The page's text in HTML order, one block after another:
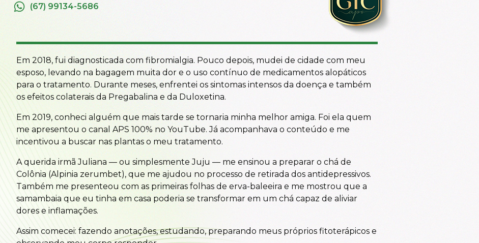
(67) 99134-5686
Em 2018, fui diagnosticada com fibromialgia. Pouco depois, mudei de cidade com meu
esposo, levando na bagagem muita dor e o uso contínuo de medicamentos alopáticos
para o tratamento. Durante meses, enfrentei os sintomas intensos da doença e também
os efeitos colaterais da Pregabalina e da Duloxetina.
Em 2019, conheci alguém que mais tarde se tornaria minha melhor amiga. Foi ela quem
me apresentou o canal APS 100% no YouTube. Já acompanhava o conteúdo e me
incentivou a buscar nas plantas o meu tratamento.
A querida irmã Juliana — ou simplesmente Juju — me ensinou a preparar o chá de
Colônia (Alpinia zerumbet), que me ajudou no processo de retirada dos antidepressivos.
Também me presenteou com as primeiras folhas de erva-baleeira e me mostrou que a
samambaia que eu tinha em casa poderia se transformar em um chá capaz de aliviar
dores e inflamações.
Assim comecei: fazendo anotações, estudando, preparando meus próprios fitoterápicos e